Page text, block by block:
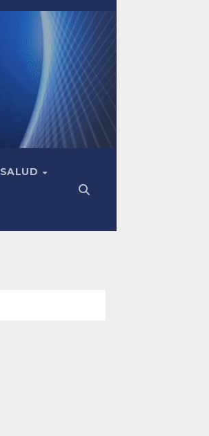
SALUD